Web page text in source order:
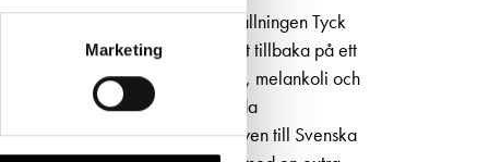
Marketing
I den självbiografiska musikföreställningen Tyck
OM mig blickar Niklas Strömstedt tillbaka på ett
långt liv i rampljuset – med humor, melankoli och
oväntad öppenhet. Efter 80 utsålda
kommer succéshowen till Svenska